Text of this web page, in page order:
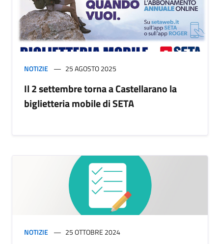
NOTIZIE 25 AGOSTO 2025
Il 2 settembre torna a Castellarano la
biglietteria mobile di SETA
NOTIZIE 25 OTTOBRE 2024